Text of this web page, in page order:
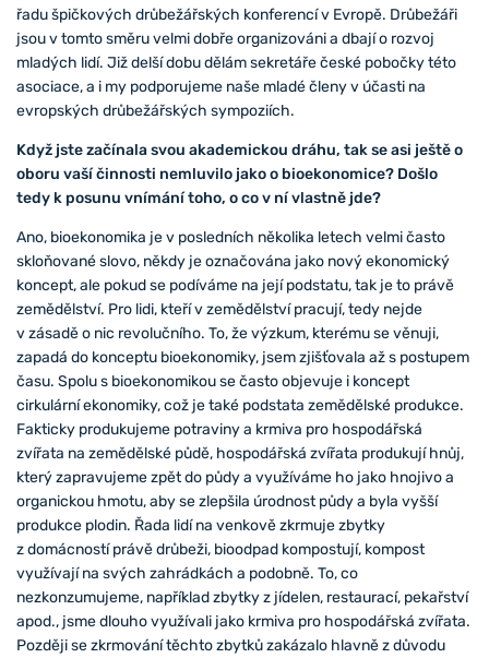
řadu špičkových drůbežářských konferencí v Evropě. Drůbežáři
jsou v tomto směru velmi dobře organizováni a dbají o rozvoj
mladých lidí. Již delší dobu dělám sekretáře české pobočky této
asociace, a i my podporujeme naše mladé členy v účasti na
evropských drůbežářských sympoziích.
Když jste začínala svou akademickou dráhu, tak se asi ještě o
oboru vaší činnosti nemluvilo jako o bioekonomice? Došlo
tedy k posunu vnímání toho, o co v ní vlastně jde?
Ano, bioekonomika je v posledních několika letech velmi často
skloňované slovo, někdy je označována jako nový ekonomický
koncept, ale pokud se podíváme na její podstatu, tak je to právě
zemědělství. Pro lidi, kteří v zemědělství pracují, tedy nejde
v zásadě o nic revolučního. To, že výzkum, kterému se věnuji,
zapadá do konceptu bioekonomiky, jsem zjišťovala až s postupem
času. Spolu s bioekonomikou se často objevuje i koncept
cirkulární ekonomiky, což je také podstata zemědělské produkce.
Fakticky produkujeme potraviny a krmiva pro hospodářská
zvířata na zemědělské půdě, hospodářská zvířata produkují hnůj,
který zapravujeme zpět do půdy a využíváme ho jako hnojivo a
organickou hmotu, aby se zlepšila úrodnost půdy a byla vyšší
produkce plodin. Řada lidí na venkově zkrmuje zbytky
z domácností právě drůbeži, bioodpad kompostují, kompost
využívají na svých zahrádkách a podobně. To, co
nezkonzumujeme, například zbytky z jídelen, restaurací, pekařství
apod., jsme dlouho využívali jako krmiva pro hospodářská zvířata.
Později se zkrmování těchto zbytků zakázalo hlavně z důvodu